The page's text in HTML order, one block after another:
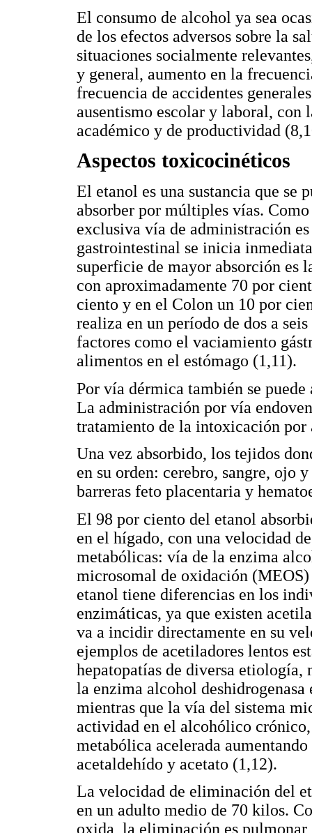
El consumo de alcohol ya sea
de los efectos adversos sobre la
situaciones socialmente
y general, aumento en la
frecuencia de accidentes
ausentismo escolar y laboral,
académico y de productividad
Aspectos toxicocinéticos
El etanol es una sustancia que se
absorber por múltiples vías.
exclusiva vía de administración
gastrointestinal se inicia
superficie de mayor absorción es
con aproximadamente 70 por
ciento y en el Colon un 10 por
realiza en un período de dos a
factores como el vaciamiento
alimentos en el estómago (1,11).
Por vía dérmica también se
La administración por vía
tratamiento de la intoxicación
Una vez absorbido, los tejidos
en su orden: cerebro, sangre, ojo
barreras feto placentaria y
El 98 por ciento del etanol
en el hígado, con una velocidad
metabólicas: vía de la enzima
microsomal de oxidación
etanol tiene diferencias en los
enzimáticas, ya que existen
va a incidir directamente en su
ejemplos de acetiladores lentos
hepatopatías de diversa etiología,
la enzima alcohol
mientras que la vía del sistema
actividad en el alcohólico
metabólica acelerada
acetaldehído y acetato (1,12).
La velocidad de eliminación del
en un adulto medio de 70 kilos.
oxida, la eliminación es